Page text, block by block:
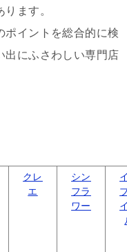
ます。
ポイントを総合的に検
出にふさわしい専門店
クレ
エ
シン
フラ
ワー